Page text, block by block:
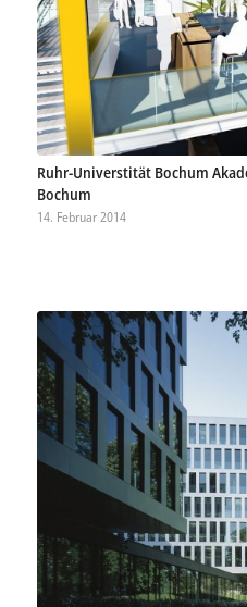
Ruhr-Universtität Bochum
Bochum
14. Februar 2014